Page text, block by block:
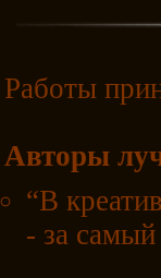
Работы
Авторы
“В
- за